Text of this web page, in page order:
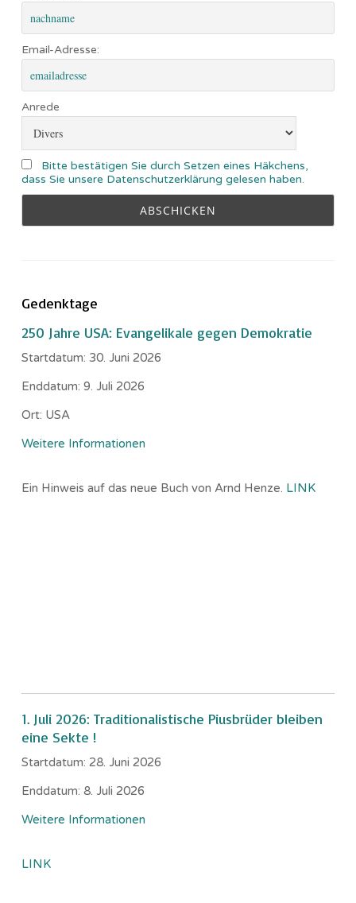
Email-Adresse:
Anrede
Bitte bestätigen Sie durch Setzen eines Häkchens,
dass Sie unsere Datenschutzerklärung gelesen haben.
Gedenktage
250 Jahre USA: Evangelikale gegen Demokratie
Startdatum: 30. Juni 2026
Enddatum: 9. Juli 2026
Ort: USA
Weitere Informationen
Ein Hinweis auf das neue Buch von Arnd Henze. LINK
1. Juli 2026: Traditionalistische Piusbrüder bleiben
eine Sekte !
Startdatum: 28. Juni 2026
Enddatum: 8. Juli 2026
Weitere Informationen
LINK